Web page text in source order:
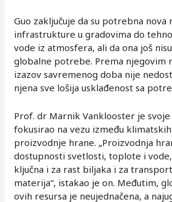
Guo zaključuje da su potrebna nova
infrastrukture u gradovima do
vode iz atmosfera, ali da ona još
globalne potrebe. Prema njegovim
izazov savremenog doba nije
njena sve lošija usklađenost sa
Prof. dr Marnik Vanklooster je
fokusirao na vezu između
proizvodnje hrane. „Proizvodnja
dostupnosti svetlosti, toplote i
ključna i za rast biljaka i za
materija“, istakao je on. Međutim,
ovih resursa je neujednačena, a